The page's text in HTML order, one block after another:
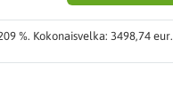
%. Kokonaisvelka: 3498,74 eur.